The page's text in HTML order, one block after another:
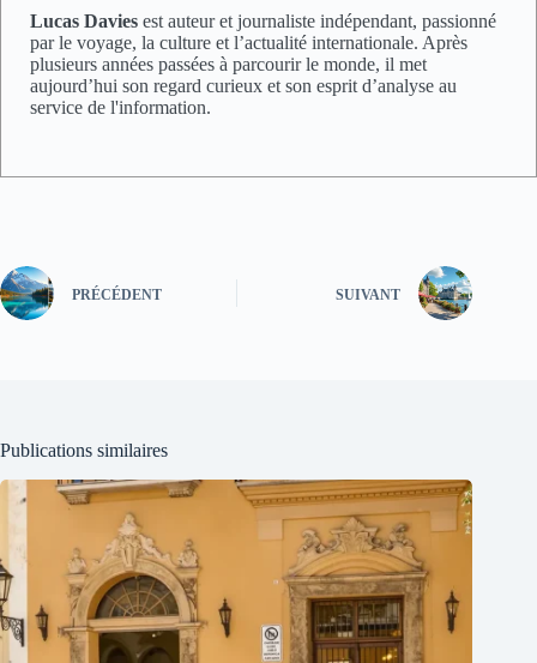
Lucas Davies est auteur et journaliste indépendant, passionné
par le voyage, la culture et l’actualité internationale. Après
plusieurs années passées à parcourir le monde, il met
aujourd’hui son regard curieux et son esprit d’analyse au
service de l'information.
PRÉCÉDENT SUIVANT
Publications similaires